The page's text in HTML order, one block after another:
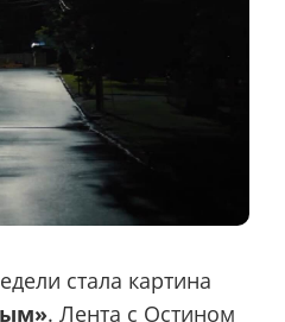
стала картина
. Лента с Остином